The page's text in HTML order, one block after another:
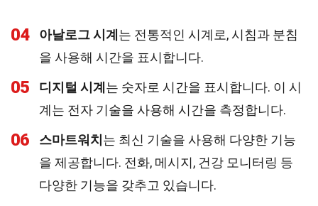
04 아날로그 시계 는 전통적인 시계로, 시침과 분침
을 사용해 시간을 표시합니다.
05 디지털 시계 는 숫자로 시간을 표시합니다. 이 시
계는 전자 기술을 사용해 시간을 측정합니다.
06 스마트워치 는 최신 기술을 사용해 다양한 기능
을 제공합니다. 전화, 메시지, 건강 모니터링 등
다양한 기능을 갖추고 있습니다.